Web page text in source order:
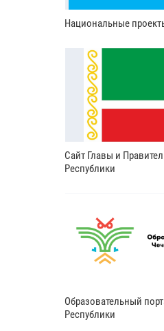
Национальные
Сайт Главы и
Республики
Образовательный
Республики